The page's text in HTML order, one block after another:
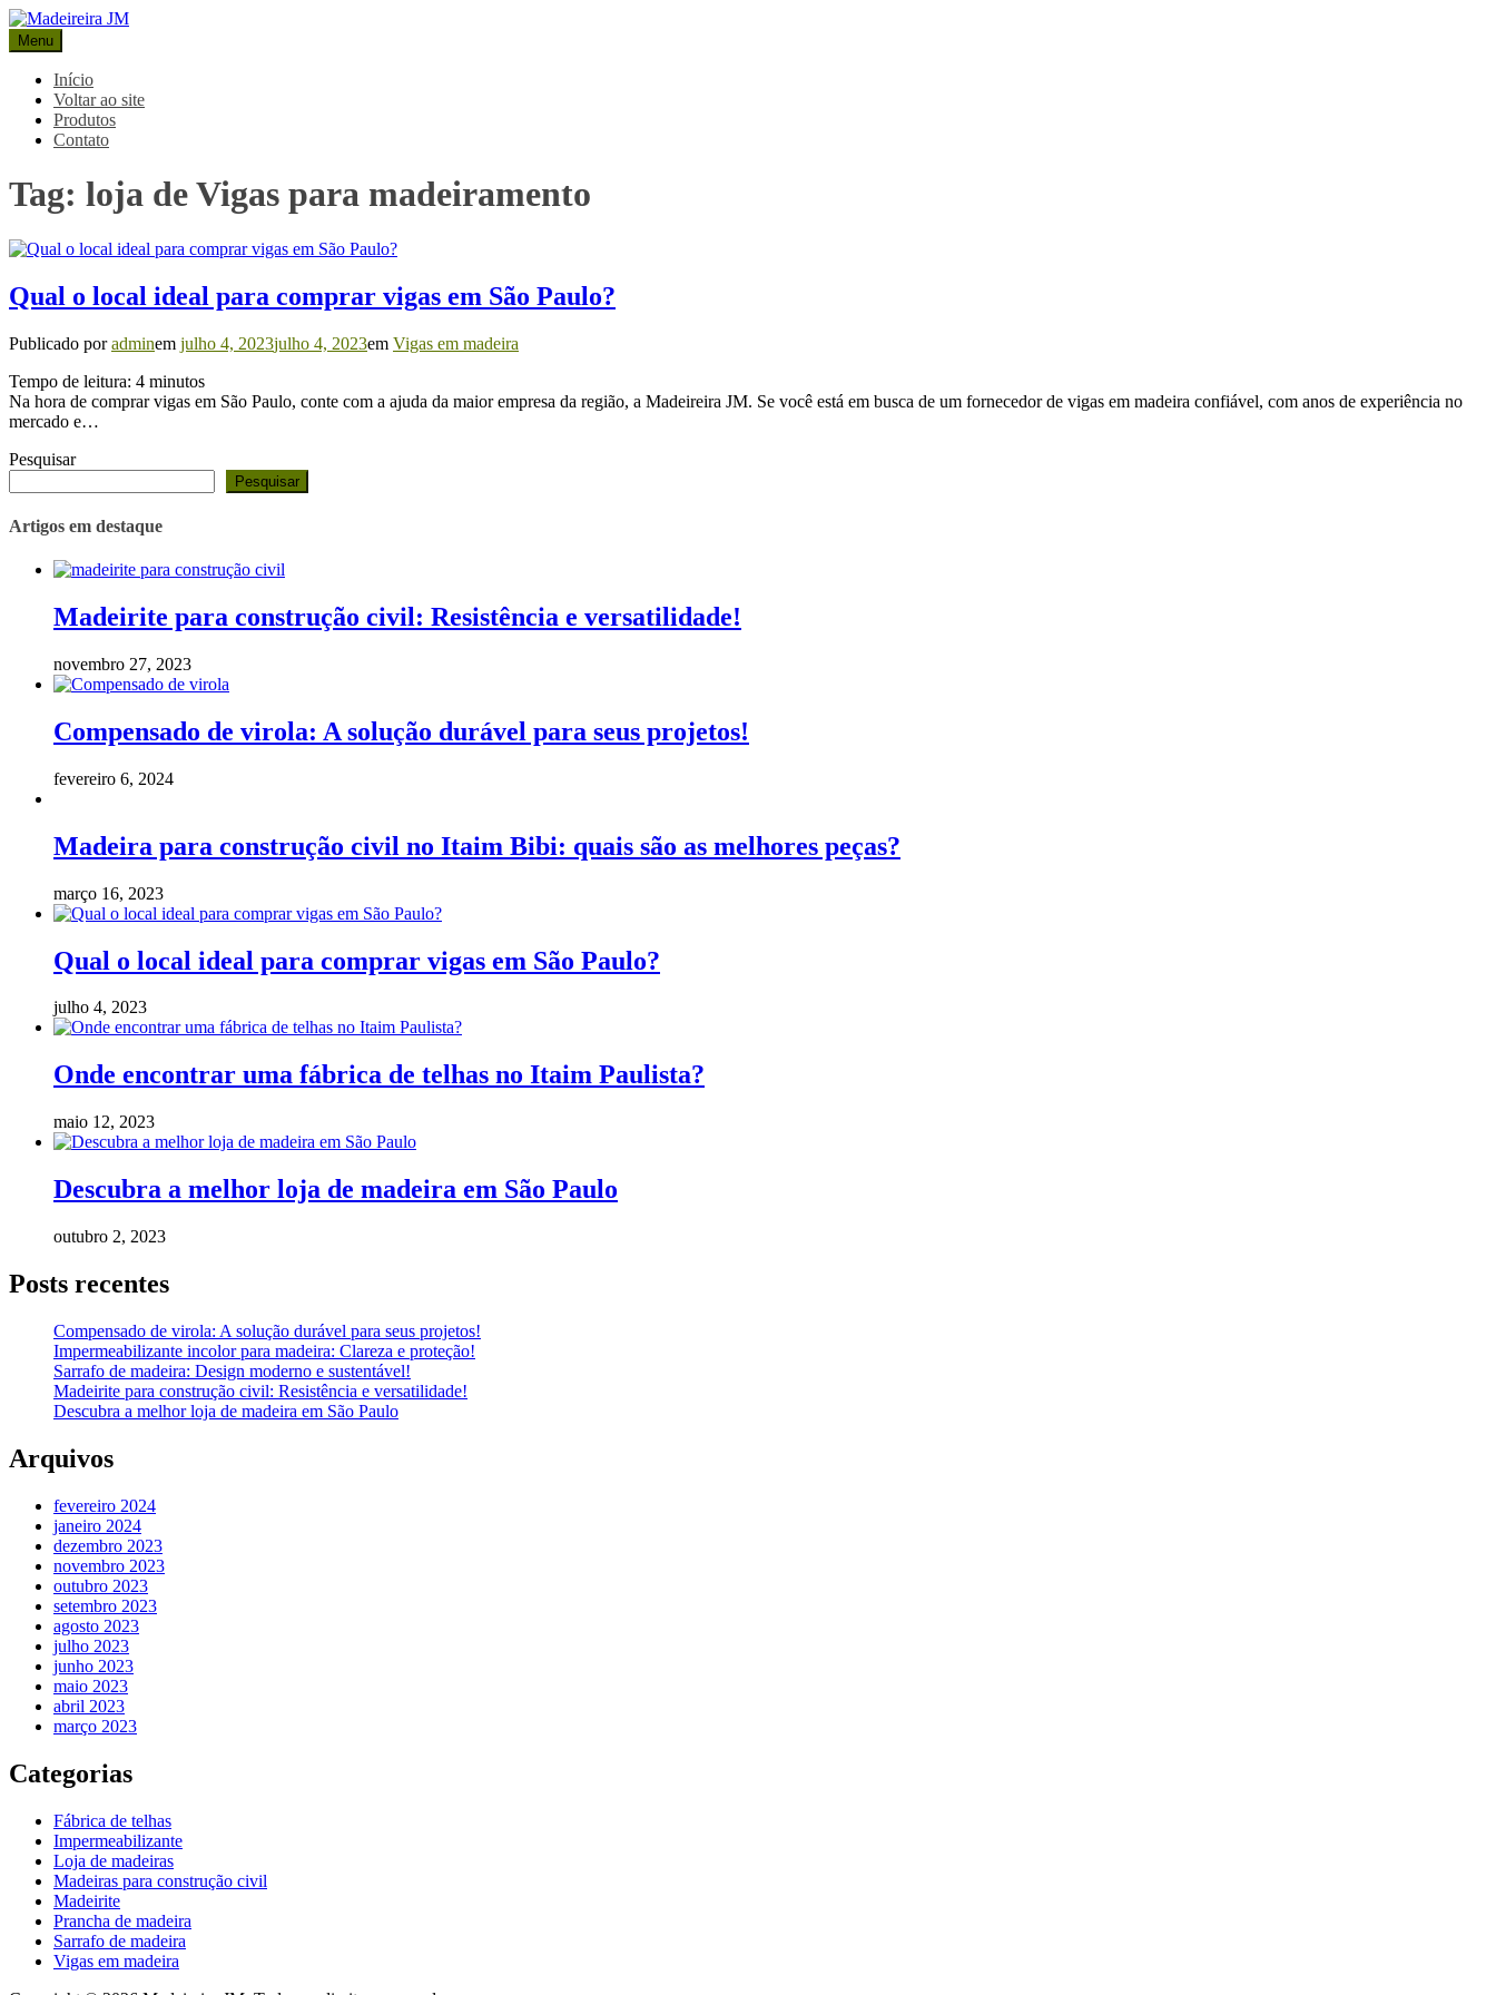
Pular
para
o
conteúdo
Madeireira JM
Blog Madeireira JM
Menu
Início
Voltar ao site
Produtos
Contato
Tag: loja de Vigas para madeiramento
Qual o local ideal para comprar vigas em São Paulo?
Publicado poradminem julho 4, 2023julho 4, 2023em Vigas em madeira
Tempo de leitura: 4 minutos
Na hora de comprar vigas em São Paulo, conte com a ajuda da maior empresa da região, a Madeireira JM. Se você está em busca de um fornecedor de vigas em madeira confiável, com anos de experiência no
mercado e…
Pesquisar
Pesquisar
Artigos em destaque
Madeirite para construção civil: Resistência e versatilidade!
novembro 27, 2023
Compensado de virola: A solução durável para seus projetos!
fevereiro 6, 2024
Madeira para construção civil no Itaim Bibi: quais são as melhores peças?
março 16, 2023
Qual o local ideal para comprar vigas em São Paulo?
julho 4, 2023
Onde encontrar uma fábrica de telhas no Itaim Paulista?
maio 12, 2023
Descubra a melhor loja de madeira em São Paulo
outubro 2, 2023
Posts recentes
Compensado de virola: A solução durável para seus projetos!
Impermeabilizante incolor para madeira: Clareza e proteção!
Sarrafo de madeira: Design moderno e sustentável!
Madeirite para construção civil: Resistência e versatilidade!
Descubra a melhor loja de madeira em São Paulo
Arquivos
fevereiro 2024
janeiro 2024
dezembro 2023
novembro 2023
outubro 2023
setembro 2023
agosto 2023
julho 2023
junho 2023
maio 2023
abril 2023
março 2023
Categorias
Fábrica de telhas
Impermeabilizante
Loja de madeiras
Madeiras para construção civil
Madeirite
Prancha de madeira
Sarrafo de madeira
Vigas em madeira